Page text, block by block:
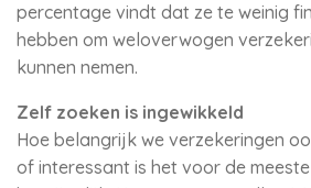
percentage vindt dat ze te weinig
hebben om weloverwogen
kunnen nemen.
Zelf zoeken is ingewikkeld
Hoe belangrijk we verzekeringen
of interessant is het voor de